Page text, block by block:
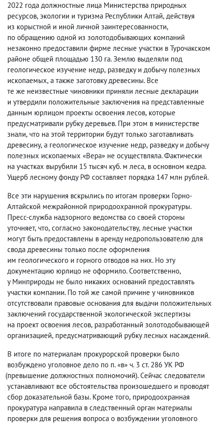
2022 года должностные лица Министерства природных
ресурсов, экологии и туризма Республики Алтай, действуя
из корыстной и иной личной заинтересованности,
по обращению одной из золотодобывающих компаний
незаконно предоставили фирме лесные участки в Турочакском
районе общей площадью 130 га. Землю выделяли под
геологическое изучение недр, разведку и добычу полезных
ископаемых, а также заготовку древесины. Все
те же неизвестные чиновники приняли лесные декларации
и утвердили положительные заключения на представленные
данным юрлицом проекты освоения лесов, которые
предусматривали рубку деревьев. При этом в министерстве
знали, что на этой территории будут только заготавливать
древесину, а геологическое изучение недр, разведку и добычу
полезных ископаемых «Вера» не осуществляла. Фактически
на участках вырубили 15 тысяч куб. м леса, в основном кедра.
Ущерб лесному фонду РФ составляет порядка 147 млн рублей.
Все эти нарушения вскрылись по итогам проверки Горно-
Алтайской межрайонной природоохранной прокуратуры.
Пресс-служба надзорного ведомства со своей стороны
уточняет, что, согласно законодательству, лесные участки
могут быть предоставлены в аренду недропользователю для
свода древесины только после оформления
им геологического и горного отводов на них. Но эту
документацию юрлицо не оформило. Соответственно,
у Минприроды не было никаких оснований предоставлять
участки компании. По той же самой причине у чиновников
отсутствовали правовые основания для выдачи положительных
заключений государственной экологической экспертизы
на проект освоения лесов, разработанный золотодобывающей
организацией, предусматривающий рубку лесных насаждений.
В итоге по материалам прокурорской проверки было
возбуждено уголовное дело по п. «в» ч. 3 ст. 286 УК РФ
(превышение должностных полномочий). Сейчас следователи
устанавливают все обстоятельства произошедшего и проводят
сбор доказательной базы. Кроме того, природоохранная
прокуратура направила в следственный орган материалы
проверки для решения вопроса о возбуждении уголовного